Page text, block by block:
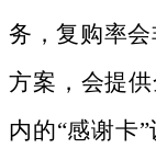
务，复购率
方案，会提
内的“感谢卡